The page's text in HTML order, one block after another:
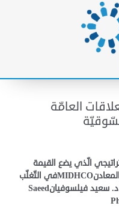
العامّة
الّذي يضع القيمة
MIDHCOفي التّغلّب
د. سعيد فيلسوفيانSaeed